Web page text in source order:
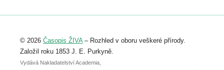
Registrovat se můžete do 6. září.
abstraktu přihlášené přednášky nebo
posteru je už 30. června.
© 2026 Časopis ŽIVA– Rozhled v oboru veškeré přírody.
Založil roku 1853 J. E. Purkyně.
Vydává Nakladatelství Academia,